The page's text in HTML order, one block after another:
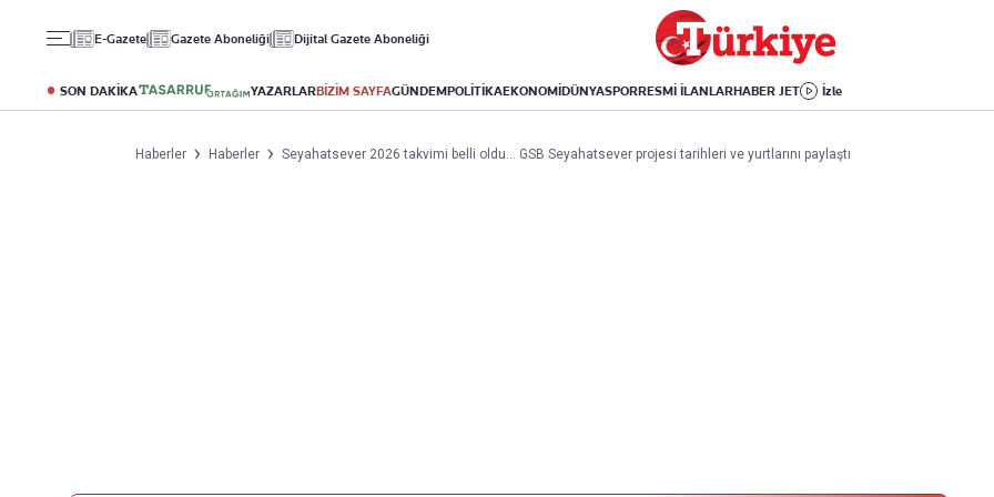
E-Gazete Gazete Aboneliği Dijital Gazete Aboneliği
SON DAKİKA YAZARLARBİZİM SAYFAGÜNDEMPOLİTİKAEKONOMİDÜNYASPORRESMİ İLANLARHABER JET İzle
Altın
Döviz
Kripto Para
Puan Durumu
Fikstür
Avrupa Ligi
Avrupa
Amerika
İsrail-Gazze
Yaşam
Sağlık
Yemek
Aktüel
Kitap
Haberler Haberler Seyahatsever 2026 takvimi belli oldu... GSB Seyahatsever projesi tarihleri ve yurtlarını paylaştı